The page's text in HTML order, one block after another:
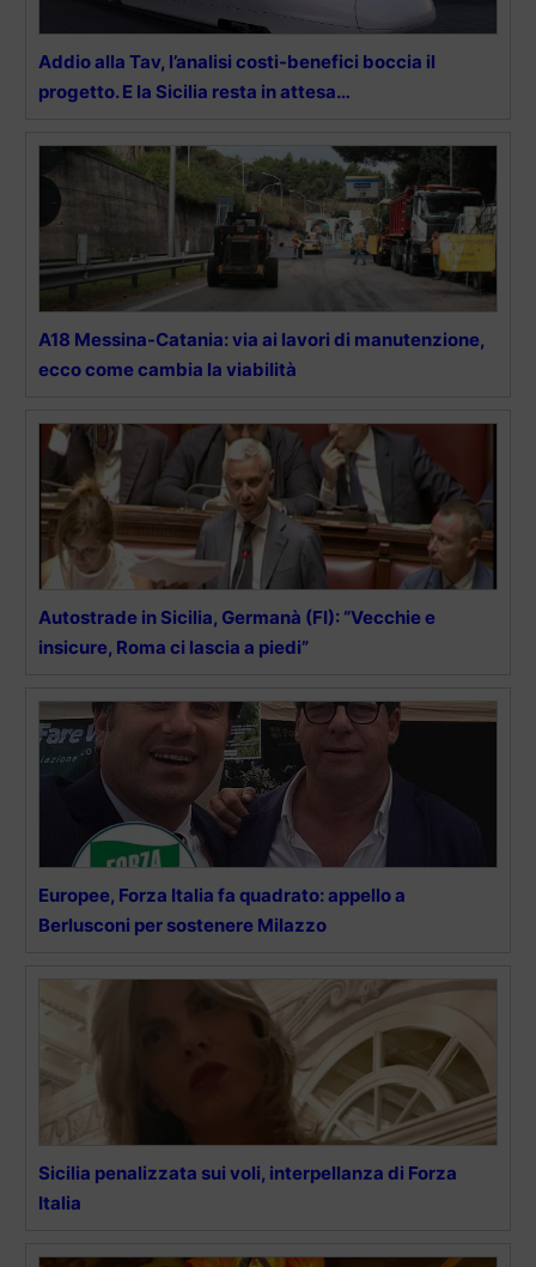
Addio alla Tav, l’analisi costi-benefici boccia il
progetto. E la Sicilia resta in attesa…
A18 Messina-Catania: via ai lavori di manutenzione,
ecco come cambia la viabilità
Autostrade in Sicilia, Germanà (FI): “Vecchie e
insicure, Roma ci lascia a piedi”
Europee, Forza Italia fa quadrato: appello a
Berlusconi per sostenere Milazzo
Sicilia penalizzata sui voli, interpellanza di Forza
Italia